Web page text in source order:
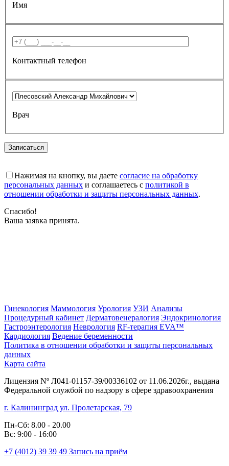
Имя
Контактный телефон
Врач
Записаться
Нажимая на кнопку, вы даете согласие на обработку
персональных данных и соглашаетесь с политикой в
отношении обработки и защиты персональных данных.
Спасибо!
Ваша заявка принята.
Гинекология Маммология Урология УЗИ Анализы
Процедурный кабинет Дерматовенералогия Эндокринология
Гастроэнтерология Неврология RF-терапия EVA™
Кардиология Ведение беременности
Политика в отношении обработки и защиты персональных
данных
Карта сайта
Лицензия Nº Л041-01157-39/00336102 от 11.06.2026г., выдана
Федеральной службой по надзору в сфере здравоохранения
г. Калининград ул. Пролетарская, 79
Пн-Сб: 8.00 - 20.00
Вс: 9:00 - 16:00
+7 (4012) 39 39 49 Запись на приём